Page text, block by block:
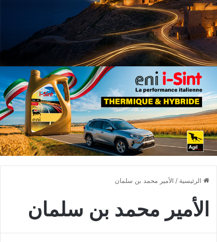
الرئيسية / الأمير محمد بن سلمان
الأمير محمد بن سلمان